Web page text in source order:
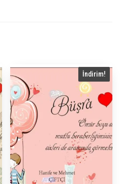
İndirim!